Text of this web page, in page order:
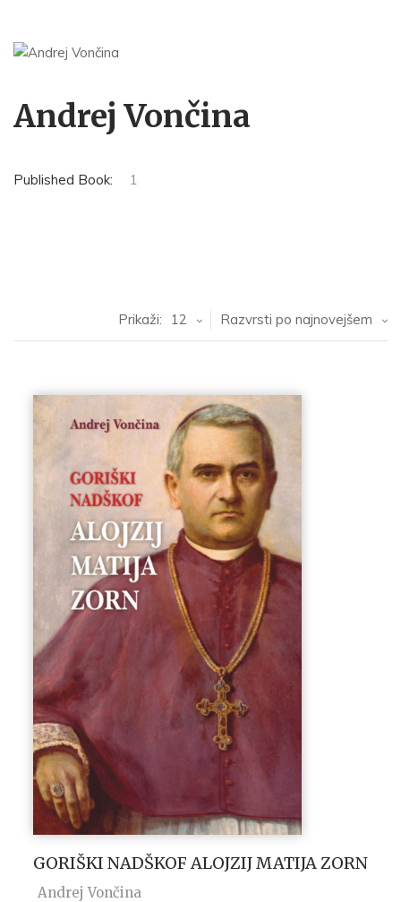
Andrej Vončina
Published Book: 1
Razvrsti po najnovejšem
Prikaži: 12
GORIŠKI NADŠKOF ALOJZIJ MATIJA ZORN
Andrej Vončina